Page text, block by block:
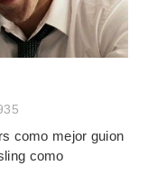
como mejor guion
como